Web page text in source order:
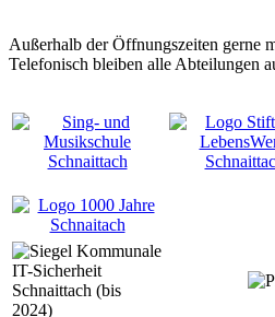
Außerhalb der Öffnungszeiten gerne
Telefonisch bleiben alle Abteilungen